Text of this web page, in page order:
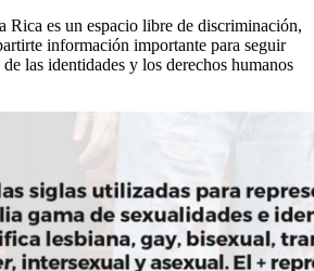
Rica es un espacio libre de discriminación,
información importante para seguir
las identidades y los derechos humanos